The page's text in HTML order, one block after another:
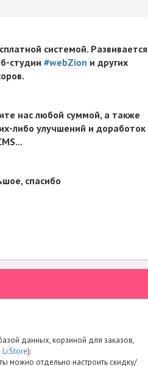
системой. Развивается
студии #webZion и других
нас любой суммой, а также
либо улучшений и доработок
спасибо
данных, корзиной для заказов,
Li:Store):
можно отдельно настроить скидку/